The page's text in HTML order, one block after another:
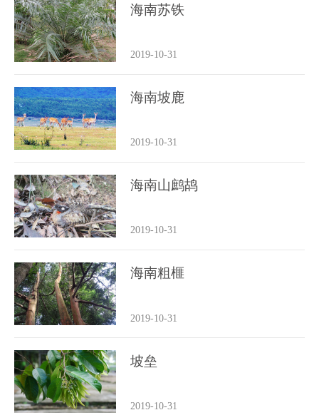
海南苏铁
2019-10-31
海南坡鹿
2019-10-31
海南山鹧鸪
2019-10-31
海南粗榧
2019-10-31
坡垒
2019-10-31